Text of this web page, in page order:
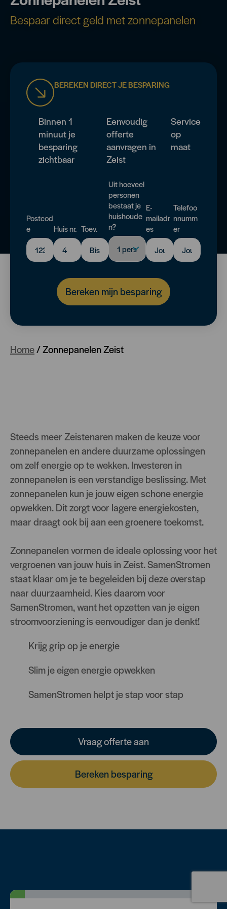
BEREKEN DIRECT JE BESPARING
Binnen 1
minuut je
besparing
zichtbaar
Eenvoudig
offerte
aanvragen in
Zeist
Service
op
maat
Postcod
e
Huis nr. Toev.
Uit hoeveel
personen
bestaat je
huishoude
n?
E-
mailadr
es
Telefoo
nnumm
er
Bereken mijn besparing
Bespaar direct geld met zonnepanelen
Home/Zonnepanelen Zeist
Steeds meer Zeistenaren maken de keuze voor
zonnepanelen en andere duurzame oplossingen
om zelf energie op te wekken. Investeren in
zonnepanelen is een verstandige beslissing. Met
zonnepanelen kun je jouw eigen schone energie
opwekken. Dit zorgt voor lagere energiekosten,
maar draagt ook bij aan een groenere toekomst.
Zonnepanelen vormen de ideale oplossing voor het
vergroenen van jouw huis in Zeist. SamenStromen
staat klaar om je te begeleiden bij deze overstap
naar duurzaamheid. Kies daarom voor
SamenStromen, want het opzetten van je eigen
stroomvoorziening is eenvoudiger dan je denkt!
Krijg grip op je energie
Slim je eigen energie opwekken
SamenStromen helpt je stap voor stap
Vraag offerte aan
Bereken besparing